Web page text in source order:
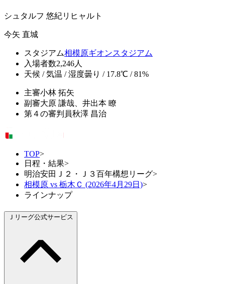
シュタルフ 悠紀リヒャルト
今矢 直城
スタジアム相模原ギオンスタジアム
入場者数2,246人
天候 / 気温 / 湿度曇り / 17.8℃ / 81%
主審小林 拓矢
副審大原 謙哉、井出本 瞭
第４の審判員秋澤 昌治
TOP>
日程・結果>
明治安田Ｊ２・Ｊ３百年構想リーグ>
相模原 vs 栃木Ｃ (2026年4月29日)>
ラインナップ
Ｊリーグ公式サービス